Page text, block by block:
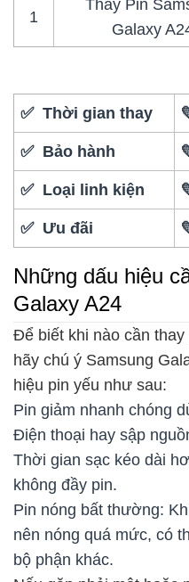
1
Thay Pin
Galaxy
✅ Thời gian thay
✅ Bảo hành
✅ Loại linh kiện
✅ Ưu đãi
Những dấu hiệu
Galaxy A24
Để biết khi nào cần
hãy chú ý Samsung
hiệu pin yếu như sau:
Pin giảm nhanh chóng
Điện thoại hay sập
Thời gian sạc kéo dài
không đầy pin.
Pin nóng bất thường:
nên nóng quá mức, có
bộ phận khác.